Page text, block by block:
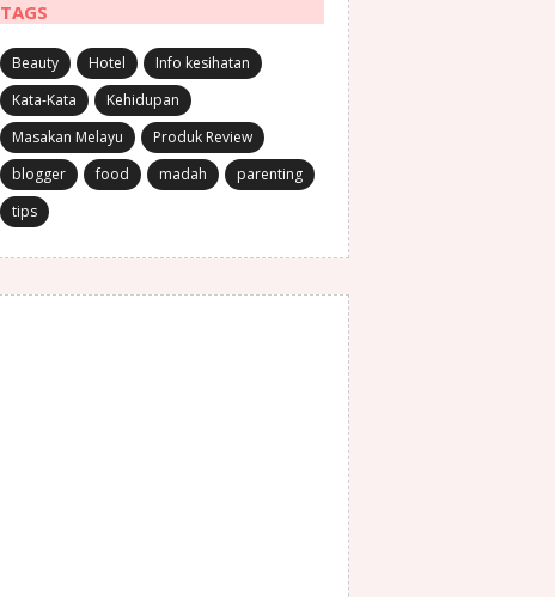
TAGS
Beauty Hotel
Info kesihatan
Kata-Kata
Kehidupan
Masakan Melayu
Produk Review
blogger
food madah
parenting
tips